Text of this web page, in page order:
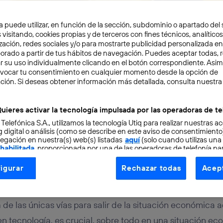
3 min
de innovación
7 años, a
las únicas vías para salir de la situación económica
tecnología, es crucial, sobre todo en una situación
puede utilizar, en función de la sección, subdominio o apartado del
visitando, cookies propias y de terceros con fines técnicos,
redes sociales y/o para mostrarte publicidad personalizada
a partir de tus hábitos de navegación. Puedes aceptar todas,
su uso individualmente clicando en el botón correspondiente.
tu consentimiento en cualquier momento desde la opción de
Si deseas obtener información más detallada, consulta nuestra
activar la tecnología impulsada por las operadoras de
S.A., utilizamos la tecnología Utiq para realizar nuestras
digital o análisis (como se describe en este aviso de
en nuestra(s) web(s) listadas aquí(solo cuando utilizas una
, proporcionada por una de las operadoras de telefonía
consentimiento en cada página web).
Utiq está diseñada con la privacidad como prioridad
dirección IP y otra información de la cuenta de cliente de
la conexión que utilizas (p. ej., número de teléfono móvil).
Rechazar todas